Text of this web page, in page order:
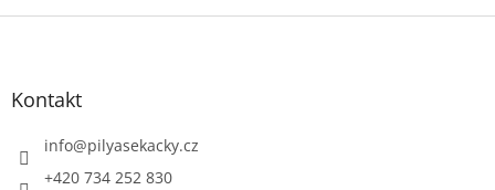
Z
Kontakt
info@pilyasekacky.cz
+420 734 252 830